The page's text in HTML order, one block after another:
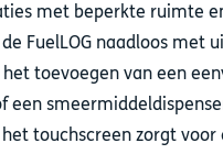
met beperkte ruimte
FuelLOG naadloos met
toevoegen van een
een
touchscreen zorgt